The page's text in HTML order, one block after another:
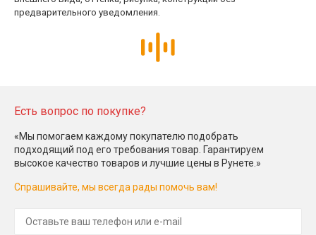
предварительного уведомления.
Есть вопрос по покупке?
«Мы помогаем каждому покупателю подобрать
подходящий под его требования товар. Гарантируем
высокое качество товаров и лучшие цены в Рунете.»
Спрашивайте, мы всегда рады помочь вам!